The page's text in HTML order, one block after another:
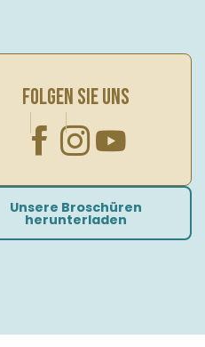
FOLGEN SIE UNS
Unsere Broschüren
herunterladen